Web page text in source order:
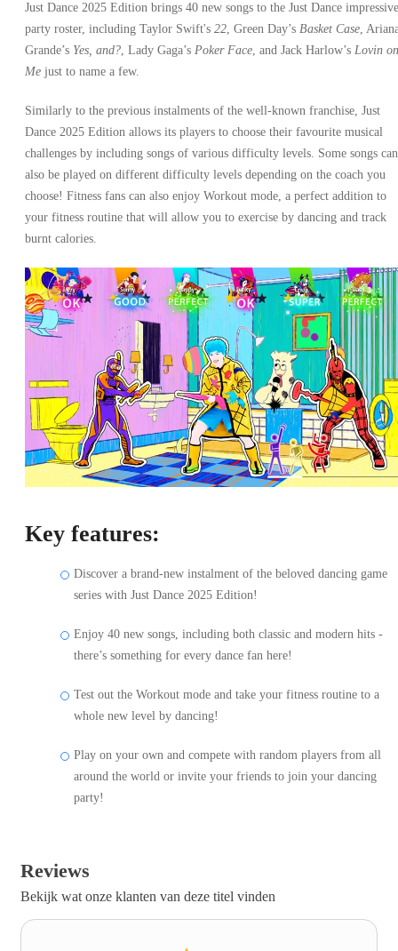
Just Dance 2025 Edition brings 40 new songs to the Just Dance impressive
party roster, including Taylor Swift's 22, Green Day’s Basket Case,
Grande’s Yes, and?, Lady Gaga’s Poker Face, and Jack Harlow’s Lovin on
Me just to name a few.
Similarly to the previous instalments of the well-known franchise, Just
Dance 2025 Edition allows its players to choose their favourite musical
challenges by including songs of various difficulty levels. Some songs can
also be played on different difficulty levels depending on the coach you
choose! Fitness fans can also enjoy Workout mode, a perfect addition to
your fitness routine that will allow you to exercise by dancing and track
burnt calories.
Key features:
Discover a brand-new instalment of the beloved dancing game
series with Just Dance 2025 Edition!
Enjoy 40 new songs, including both classic and modern hits -
there’s something for every dance fan here!
Test out the Workout mode and take your fitness routine to a
whole new level by dancing!
Play on your own and compete with random players from all
around the world or invite your friends to join your dancing
party!
Reviews
Bekijk wat onze klanten van deze titel vinden